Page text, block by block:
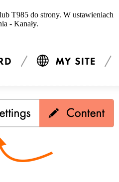
T985 do strony. W ustawieniach
- Kanały.